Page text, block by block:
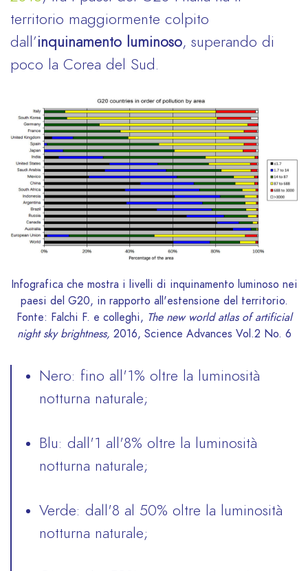
territorio maggiormente colpito
dall’inquinamento luminoso, superando di
poco la Corea del Sud.
Infografica che mostra i livelli di inquinamento luminoso nei
paesi del G20, in rapporto all'estensione del territorio.
Fonte: Falchi F. e colleghi, The new world atlas of artificial
night sky brightness, 2016, Science Advances Vol.2 No. 6
Nero: fino all'1% oltre la luminosità
notturna naturale;
Blu: dall'1 all'8% oltre la luminosità
notturna naturale;
Verde: dall'8 al 50% oltre la luminosità
notturna naturale;